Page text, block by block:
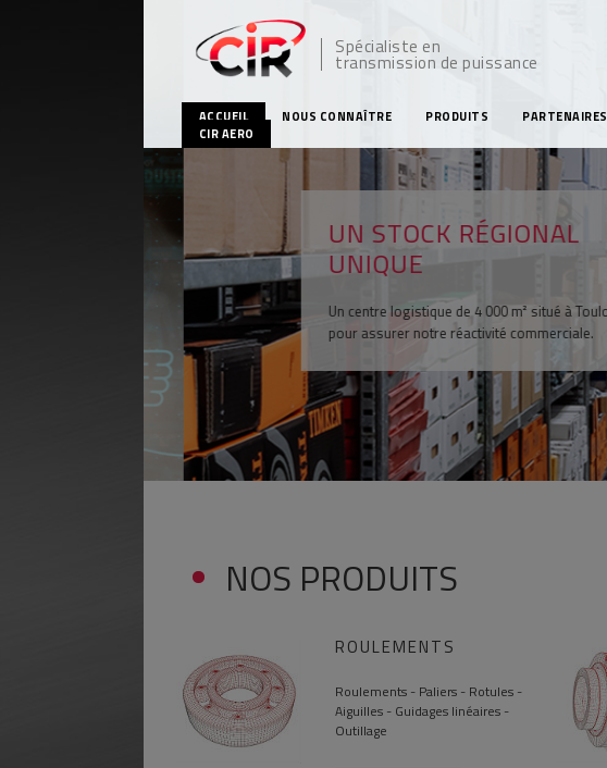
Spécialiste en
transmission de puissance
ACCUEIL NOUS CONNAÎTRE PRODUITS PARTENAIRES
CIR AERO
UN STOCK RÉGIONAL
UNIQUE
Un centre logistique de 4 000 m² situé à Toulouse
pour assurer notre réactivité commerciale.
NOS PRODUITS
ROULEMENTS
Roulements - Paliers - Rotules -
Aiguilles - Guidages linéaires -
Outillage